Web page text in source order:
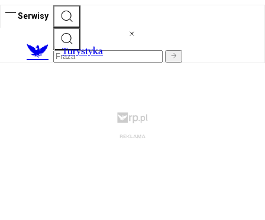
Serwisy
Turystyka